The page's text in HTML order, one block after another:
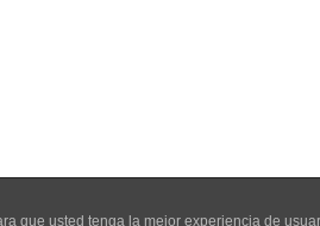
que usted tenga la mejor experiencia de